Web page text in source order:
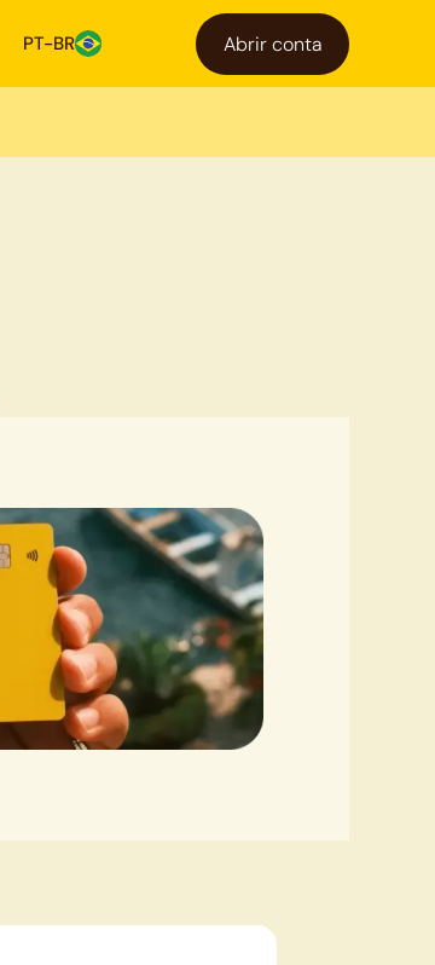
PT-BR Abrir conta